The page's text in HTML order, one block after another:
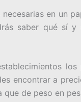
necesarias en un
saber qué sí
encontrar a
de peso en